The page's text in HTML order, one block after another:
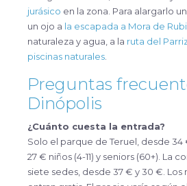
jurásico en la zona. Para alargarlo
un ojo a la escapada a Mora de
naturaleza y agua, a la ruta del
piscinas naturales
Preguntas
Dinópolis
¿Cuánto cuesta la entrada?
Solo el parque de Teruel, desde 34
27 € niños (4-11) y seniors (60+). La
siete sedes, desde 37 € y 30 €. Los